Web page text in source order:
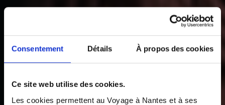
Consentement Détails À propos des cookies
Ce site web utilise des cookies.
Les cookies permettent au Voyage à Nantes et à ses